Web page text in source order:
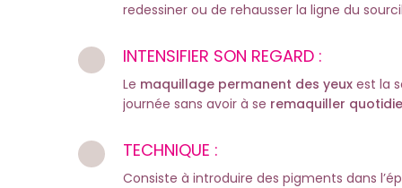
redessiner ou de rehausser la ligne du
INTENSIFIER SON REGARD :
Le maquillage permanent des yeux est la
journée sans avoir à se remaquiller
TECHNIQUE :
Consiste à introduire des pigments dans